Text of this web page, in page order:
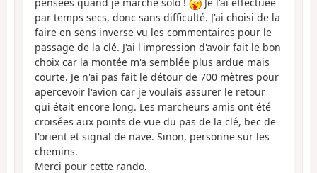
par temps secs, donc sans difficulté. J'ai choisi de la
faire en sens inverse vu les commentaires pour le
passage de la clé. J'ai l'impression d'avoir fait le bon
choix car la montée m'a semblée plus ardue mais
courte. Je n'ai pas fait le détour de 700 mètres pour
apercevoir l'avion car je voulais assurer le retour
qui était encore long. Les marcheurs amis ont été
croisées aux points de vue du pas de la clé, bec de
l'orient et signal de nave. Sinon, personne sur les
chemins.
Merci pour cette rando.